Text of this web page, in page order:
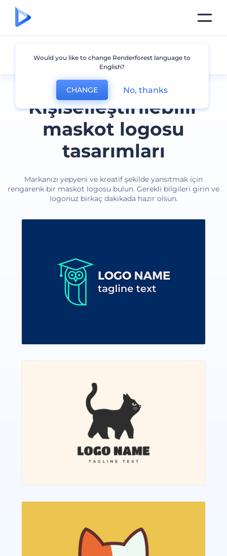
Kişiselleştirilebilir
maskot logosu
tasarımları
Markanızı yepyeni ve kreatif şekilde yansıtmak için
rengarenk bir maskot logosu bulun. Gerekli bilgileri girin ve
logonuz birkaç dakikada hazır olsun.
Maskot
Would you like to change Renderforest language to
English?
CHANGE No, thanks